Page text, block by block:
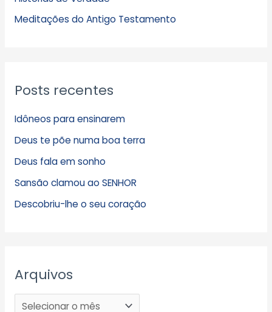
Meditações do Antigo Testamento
Posts recentes
Idôneos para ensinarem
Deus te põe numa boa terra
Deus fala em sonho
Sansão clamou ao SENHOR
Descobriu-lhe o seu coração
Arquivos
s